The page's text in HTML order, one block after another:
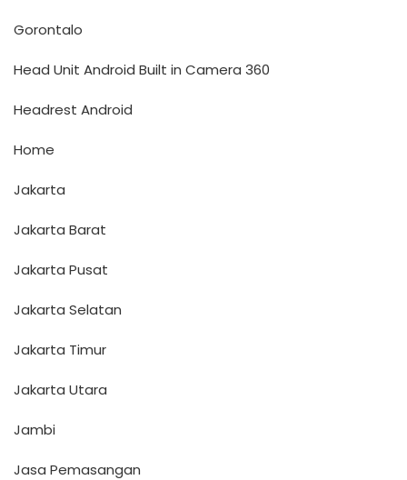
Gorontalo
Head Unit Android Built in Camera 360
Headrest Android
Home
Jakarta
Jakarta Barat
Jakarta Pusat
Jakarta Selatan
Jakarta Timur
Jakarta Utara
Jambi
Jasa Pemasangan